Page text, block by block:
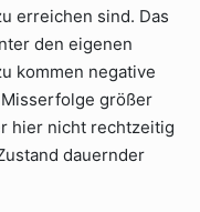
erreichen sind. Das
den eigenen
kommen negative
größer
hier nicht rechtzeitig
dauernder